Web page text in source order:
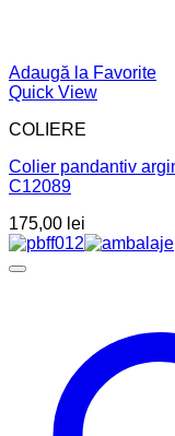
Adaugă la Favorite
Quick View
COLIERE
Colier pandantiv
C12089
175,00 lei